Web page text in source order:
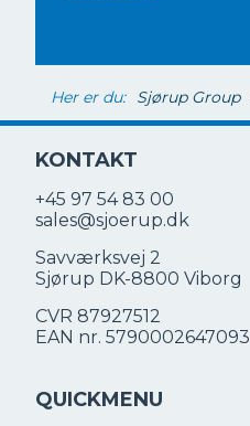
Her er du: Sjørup Group
KONTAKT
+45 97 54 83 00
sales@sjoerup.dk
Savværksvej 2
Sjørup DK-8800 Viborg
CVR 87927512
EAN nr. 5790002647093
QUICKMENU